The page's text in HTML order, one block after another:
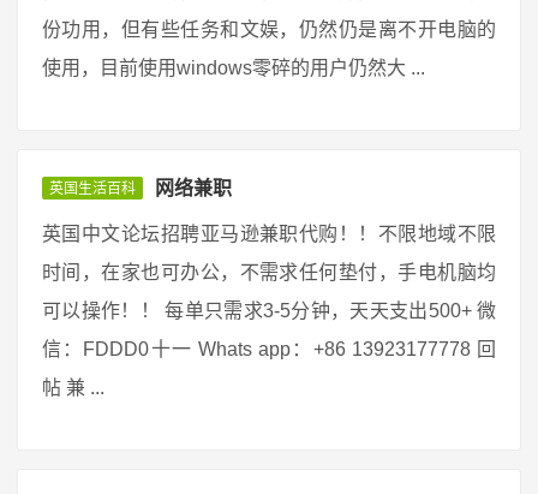
份功用，但有些任务和文娱，仍然仍是离不开电脑的
使用，目前使用windows零碎的用户仍然大 ...
英国生活百科 网络兼职
英国中文论坛招聘亚马逊兼职代购！！不限地域不限
时间，在家也可办公，不需求任何垫付，手电机脑均
可以操作！！ 每单只需求3-5分钟，天天支出500+ 微
信：FDDD0十一 Whats app：+86 13923177778 回
帖 兼 ...